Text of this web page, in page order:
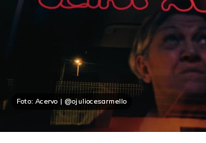
Foto: Acervo | @ojuliocesarmello